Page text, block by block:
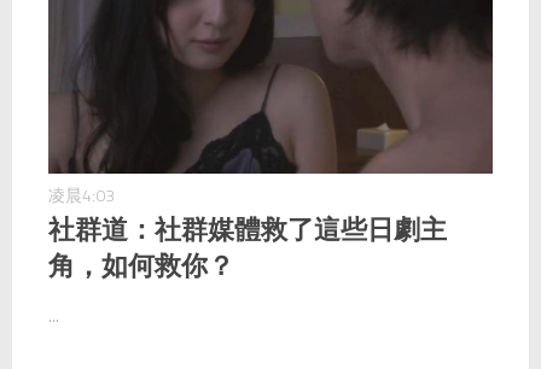
凌晨4:03
社群道：社群媒體救了這些日劇主
角，如何救你？
...